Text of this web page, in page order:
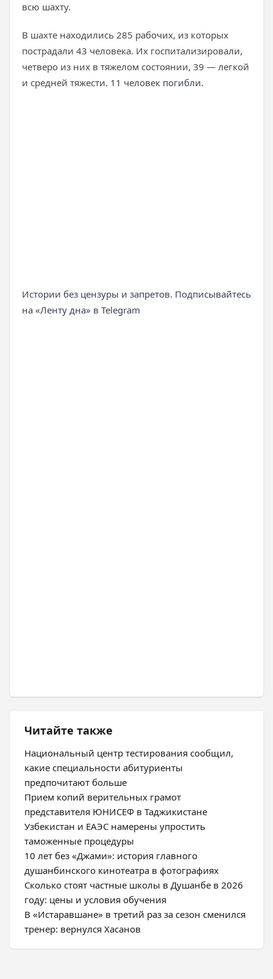
всю шахту.
В шахте находились 285 рабочих, из которых
пострадали 43 человека. Их госпитализировали,
четверо из них в тяжелом состоянии, 39 — легкой
и средней тяжести. 11 человек погибли.
Истории без цензуры и запретов. Подписывайтесь
на «Ленту дна» в Telegram
Читайте также
Национальный центр тестирования сообщил,
какие специальности абитуриенты
предпочитают больше
Прием копий верительных грамот
представителя ЮНИСЕФ в Таджикистане
Узбекистан и ЕАЭС намерены упростить
таможенные процедуры
10 лет без «Джами»: история главного
душанбинского кинотеатра в фотографиях
Сколько стоят частные школы в Душанбе в 2026
году: цены и условия обучения
В «Истаравшане» в третий раз за сезон сменился
тренер: вернулся Хасанов